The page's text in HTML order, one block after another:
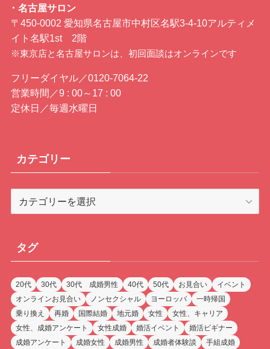
･ 名古屋サロン
〒450-0002 愛知県名古屋市中村区名駅3-4-10アルティメ
イト名駅1st 2階
※東京店と名古屋サロンは、初回面談はオンラインです
フリーダイヤル／0120-7064-22
営業時間／9 : 00～17 : 00
定休日／毎週水曜日
カテゴリー
ー
タグ
20代 30代 30代 成婚男性 40代 50代 お見合い
イベント
オンラインお見合い
ノンセクシャル ヨーロッパ
一時帰国
乗り換え
再婚 国際結婚 地元婚 女性
女性、キャリア
女性、成婚アンケート
女性成婚 婚活イベント
婚活ビギナー
成婚アンケート
成婚女性 成婚男性 成婚者体験談
手組成婚